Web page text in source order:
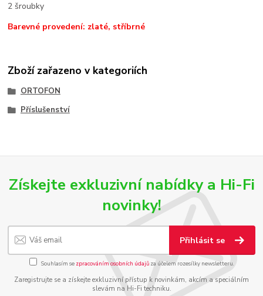
2 šroubky
Barevné provedení: zlaté, stříbrné
Zboží zařazeno v kategoriích
ORTOFON
Příslušenství
Získejte exkluzivní nabídky a Hi-Fi
novinky!
Přihlásit se
Souhlasím se zpracováním osobních údajůza účelem rozesílky newsletteru.
Zaregistrujte se a získejte exkluzivní přístup k novinkám, akcím a speciálním
slevám na Hi-Fi techniku.